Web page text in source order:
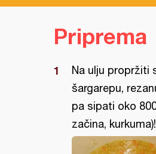
Priprema
Na ulju propržiti
šargarepu,
pa sipati oko
začina,